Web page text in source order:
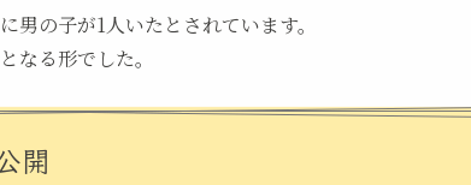
の子が1人いたとされています。
なる形でした。
開